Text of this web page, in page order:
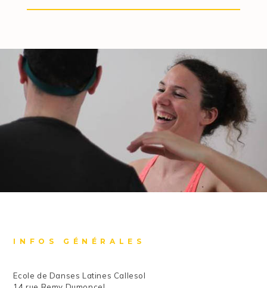
INFOS GÉNÉRALES
Ecole de Danses Latines Callesol